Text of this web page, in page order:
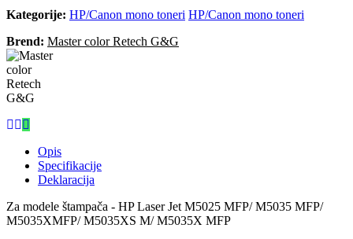
Kategorije: HP/Canon mono toneri HP/Canon mono toneri
Brend: Master color Retech G&G
Opis
Specifikacije
Deklaracija
Za modele štampača - HP Laser Jet M5025 MFP/ M5035 MFP/
M5035XMFP/ M5035XS M/ M5035X MFP